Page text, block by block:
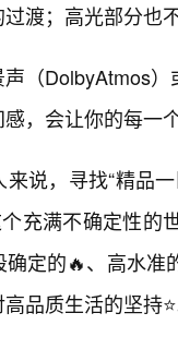
渡；高光部分也
（DolbyAtmos
，会让你的每一
说，寻找“精品
充满不确定性
定的🔥、高水
品质生活的坚持